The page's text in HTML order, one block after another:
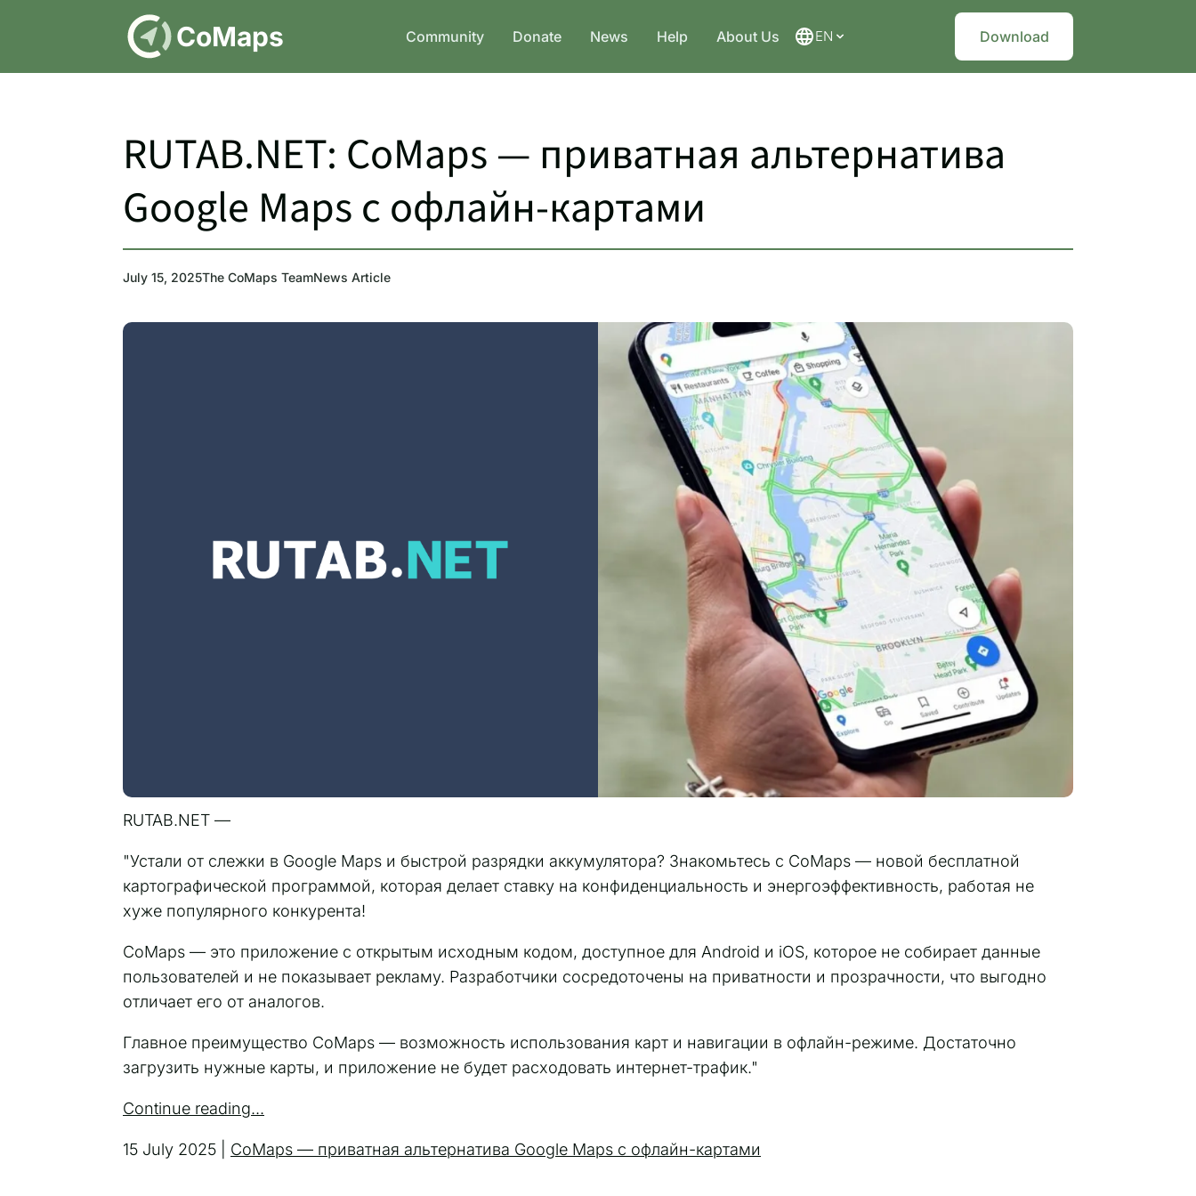
DE CoMaps Community Donate News Help About Us EN Download
RUTAB.NET: CoMaps — приватная альтернатива
Google Maps с офлайн-картами
July 15, 2025The CoMaps TeamNews Article
RUTAB.NET —
"Устали от слежки в Google Maps и быстрой разрядки аккумулятора? Знакомьтесь с CoMaps — новой бесплатной
картографической программой, которая делает ставку на конфиденциальность и энергоэффективность, работая не
хуже популярного конкурента!
CoMaps — это приложение с открытым исходным кодом, доступное для Android и iOS, которое не собирает данные
пользователей и не показывает рекламу. Разработчики сосредоточены на приватности и прозрачности, что выгодно
отличает его от аналогов.
Главное преимущество CoMaps — возможность использования карт и навигации в офлайн-режиме. Достаточно
загрузить нужные карты, и приложение не будет расходовать интернет-трафик."
Continue reading...
15 July 2025 | CoMaps — приватная альтернатива Google Maps с офлайн-картами